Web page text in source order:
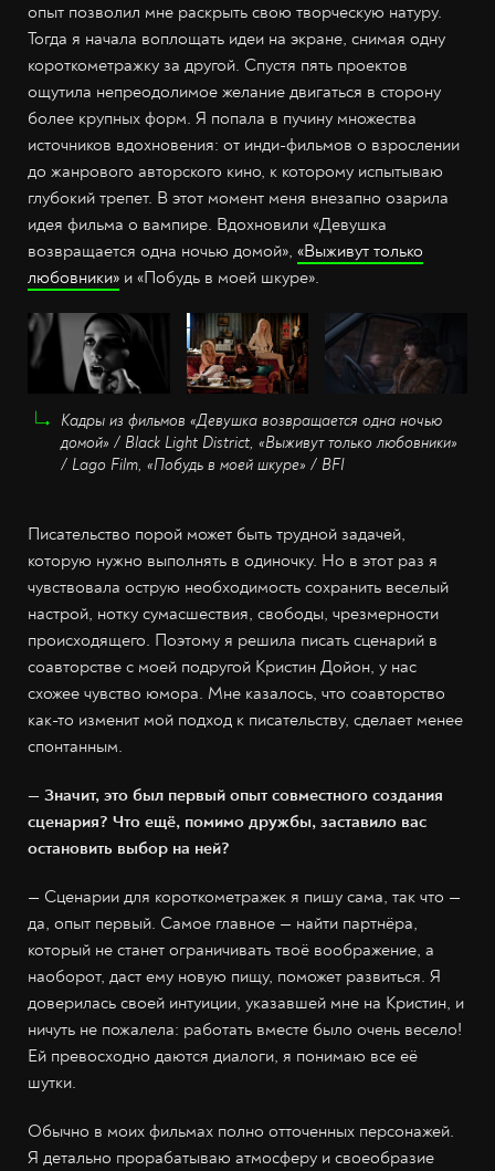
опыт позволил мне раскрыть свою творческую натуру.
Тогда я начала воплощать идеи на экране, снимая одну
короткометражку за другой. Спустя пять проектов
ощутила непреодолимое желание двигаться в сторону
более крупных форм. Я попала в пучину множества
источников вдохновения: от инди-фильмов о взрослении
до жанрового авторского кино, к которому испытываю
глубокий трепет. В этот момент меня внезапно озарила
идея фильма о вампире. Вдохновили «Девушка
возвращается одна ночью домой», «Выживут только
любовники» и «Побудь в моей шкуре».
Кадры из фильмов «Девушка возвращается одна ночью
домой» / Black Light District, «Выживут только любовники»
/ Lago Film, «Побудь в моей шкуре» / BFI
Писательство порой может быть трудной задачей,
которую нужно выполнять в одиночку. Но в этот раз я
чувствовала острую необходимость сохранить веселый
настрой, нотку сумасшествия, свободы, чрезмерности
происходящего. Поэтому я решила писать сценарий в
соавторстве с моей подругой Кристин Дойон, у нас
схожее чувство юмора. Мне казалось, что соавторство
как-то изменит мой подход к писательству, сделает менее
спонтанным.
— Значит, это был первый опыт совместного создания
сценария? Что ещё, помимо дружбы, заставило вас
остановить выбор на ней?
— Сценарии для короткометражек я пишу сама, так что —
да, опыт первый. Самое главное — найти партнёра,
который не станет ограничивать твоё воображение, а
наоборот, даст ему новую пищу, поможет развиться. Я
доверилась своей интуиции, указавшей мне на Кристин, и
ничуть не пожалела: работать вместе было очень весело!
Ей превосходно даются диалоги, я понимаю все её
шутки.
Обычно в моих фильмах полно отточенных персонажей.
Я детально прорабатываю атмосферу и своеобразие